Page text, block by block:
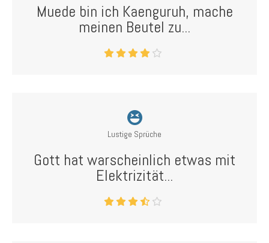
Muede bin ich Kaenguruh, mache
meinen Beutel zu...
Lustige Sprüche
Gott hat warscheinlich etwas mit
Elektrizität...